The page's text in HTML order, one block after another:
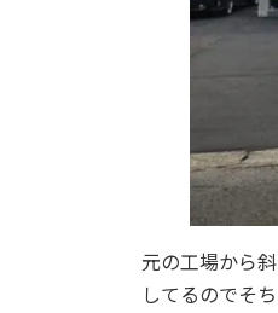
元の工場から
してるのでそ